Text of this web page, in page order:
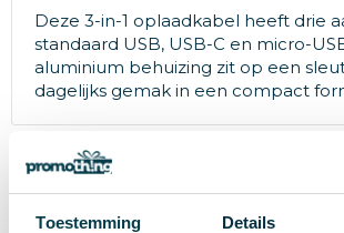
Toestemming Details
Deze 3-in-1 oplaadkabel heeft drie
standaard USB, USB-C en micro-
aluminium behuizing zit op een
dagelijks gemak in een compact
Specificaties